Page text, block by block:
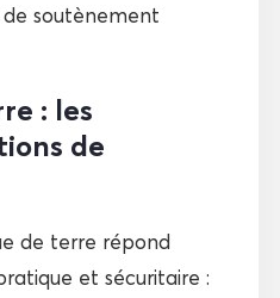
soutènement
: les
de
de terre répond
et sécuritaire :